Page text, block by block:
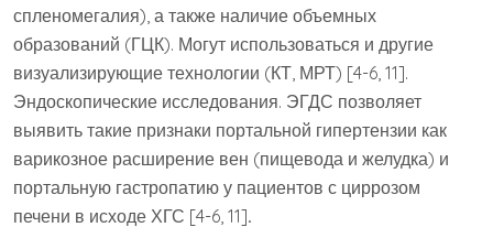
спленомегалия), а также наличие объемных
образований (ГЦК). Могут использоваться и другие
визуализирующие технологии (КТ, МРТ) [4-6, 11].
Эндоскопические исследования. ЭГДС позволяет
выявить такие признаки портальной гипертензии как
варикозное расширение вен (пищевода и желудка) и
портальную гастропатию у пациентов с циррозом
печени в исходе ХГС [4-6, 11].